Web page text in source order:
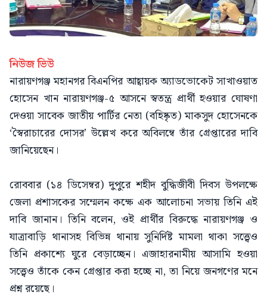
নিউজ ভিউ
নারায়ণগঞ্জ মহানগর বিএনপির আহ্বায়ক অ্যাডভোকেট সাখাওয়াত
হোসেন খান নারায়ণগঞ্জ-৫ আসনে স্বতন্ত্র প্রার্থী হওয়ার ঘোষণা
দেওয়া সাবেক জাতীয় পার্টির নেতা (বহিষ্কৃত) মাকসুদ হোসেনকে
‘স্বৈরাচারের দোসর’ উল্লেখ করে অবিলম্বে তাঁর গ্রেপ্তারের দাবি
জানিয়েছেন।
রোববার (১৪ ডিসেম্বর) দুপুরে শহীদ বুদ্ধিজীবী দিবস উপলক্ষে
জেলা প্রশাসকের সম্মেলন কক্ষে এক আলোচনা সভায় তিনি এই
দাবি জানান। তিনি বলেন, ওই প্রার্থীর বিরুদ্ধে নারায়ণগঞ্জ ও
যাত্রাবাড়ি থানাসহ বিভিন্ন থানায় সুনির্দিষ্ট মামলা থাকা সত্ত্বেও
তিনি প্রকাশ্যে ঘুরে বেড়াচ্ছেন। এজাহারনামীয় আসামি হওয়া
সত্ত্বেও তাঁকে কেন গ্রেপ্তার করা হচ্ছে না, তা নিয়ে জনগণের মনে
প্রশ্ন রয়েছে।